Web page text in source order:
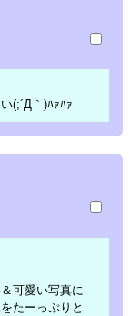
(;´Д｀)ﾊｧﾊｧ
可愛い写真に
たーっぷりと